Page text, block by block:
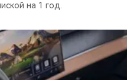
на 1 год.